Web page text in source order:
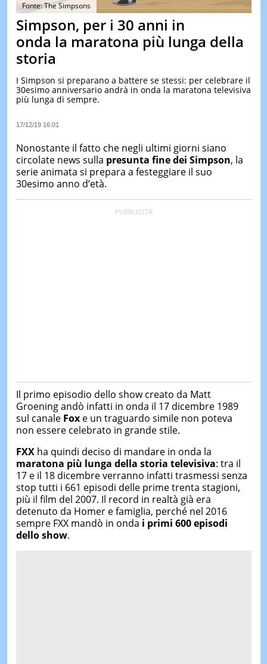
&
TEST
&
LE
DI
IERI
Fonte: The Simpsons
Simpson, per i 30 anni in
onda la maratona più lunga della
storia
I Simpson si preparano a battere se stessi: per celebrare il
30esimo anniversario andrà in onda la maratona televisiva
più lunga di sempre.
17/12/19 16:01
Nonostante il fatto che negli ultimi giorni siano
circolate news sulla presunta fine dei Simpson, la
serie animata si prepara a festeggiare il suo
30esimo anno d’età.
Il primo episodio dello show creato da Matt
Groening andò infatti in onda il 17 dicembre 1989
sul canale Foxe un traguardo simile non poteva
non essere celebrato in grande stile.
FXXha quindi deciso di mandare in onda la
maratona più lunga della storia televisiva: tra il
17 e il 18 dicembre verranno infatti trasmessi senza
stop tutti i 661 episodi delle prime trenta stagioni,
più il film del 2007. Il record in realtà già era
detenuto da Homer e famiglia, perché nel 2016
sempre FXX mandò in onda i primi 600 episodi
dello show.